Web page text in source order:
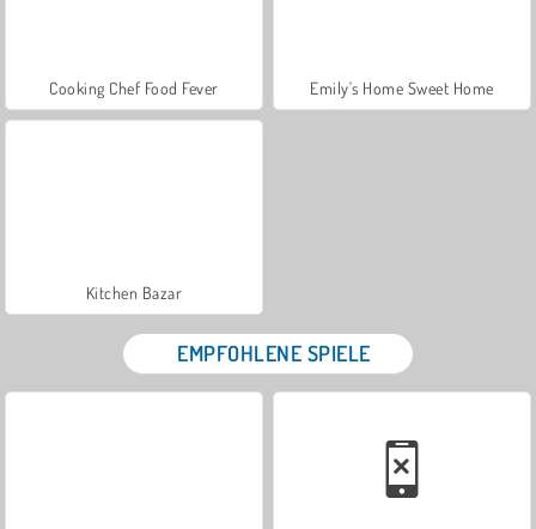
Cooking Chef Food Fever Emily's Home Sweet Home
Kitchen Bazar
EMPFOHLENE SPIELE